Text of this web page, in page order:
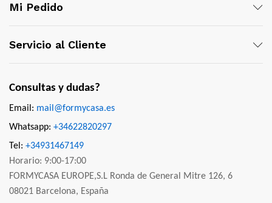
Mi Pedido
Servicio al Cliente
Consultas y dudas?
Email: mail@formycasa.es
Whatsapp: +34622820297
Tel: +34931467149
Horario: 9:00-17:00
FORMYCASA EUROPE,S.L Ronda de General Mitre 126, 6
08021 Barcelona, España